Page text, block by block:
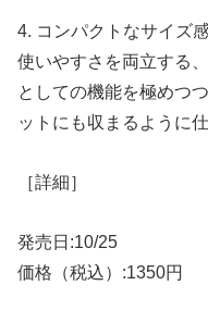
4. コンパクトなサイズ
使いやすさを両立する
としての機能を極めつ
ットにも収まるように仕
［詳細］
発売日:10/25
価格（税込）:1350円